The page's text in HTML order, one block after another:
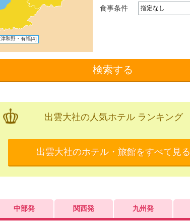
津和野・有福[4]
食事条件
検索する
出雲大社の人気ホテル ランキング
出雲大社のホテル・旅館をすべて見る
中部発 関西発 九州発